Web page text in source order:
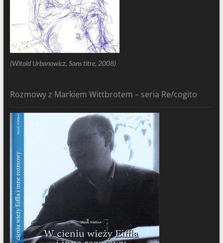
(Witold Urbanowicz, Sans titre, 2008)
Rozmowy z Markiem Wittbrotem – seria Re/cogito